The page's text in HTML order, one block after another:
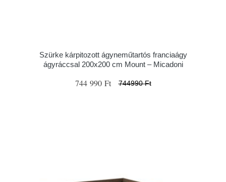
Szürke kárpitozott ágyneműtartós franciaágy
ágyráccsal 200x200 cm Mount – Micadoni
744 990 Ft 744990 Ft